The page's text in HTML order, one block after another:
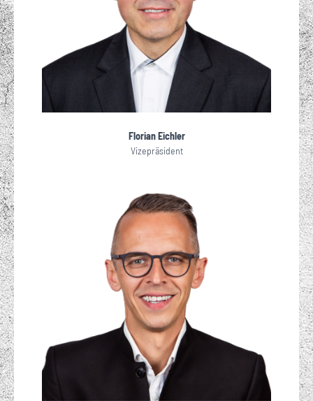
Florian Eichler
Vizepräsident